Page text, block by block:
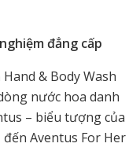
đẳng cấp
& Body Wash
nước hoa danh
– biểu tượng của
Aventus For Her